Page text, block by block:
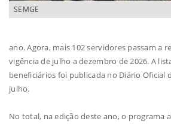
SEMGE
ano. Agora, mais 102 servidores passam a
vigência de julho a dezembro de 2026. A
beneficiários foi publicada no Diário Oficial
julho.
No total, na edição deste ano, o programa